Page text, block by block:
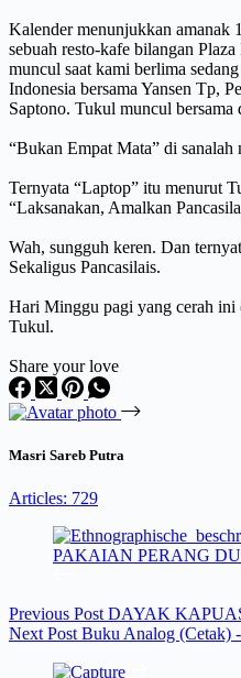
Kalender menunjukkan amanak
sebuah resto-kafe bilangan
muncul saat kami berlima
Indonesia bersama Yansen Tp,
Saptono. Tukul muncul bersama
“Bukan Empat Mata” di sanalah
Ternyata “Laptop” itu menurut
“Laksanakan, Amalkan
Wah, sungguh keren. Dan
Sekaligus Pancasilais.
Hari Minggu pagi yang cerah ini
Tukul.
Share your love
Masri Sareb Putra
Articles: 729
Previous Post DAYAK
Next Post Buku Analog (Cetak)